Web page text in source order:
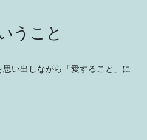
うこと
い出しながら「愛すること」に